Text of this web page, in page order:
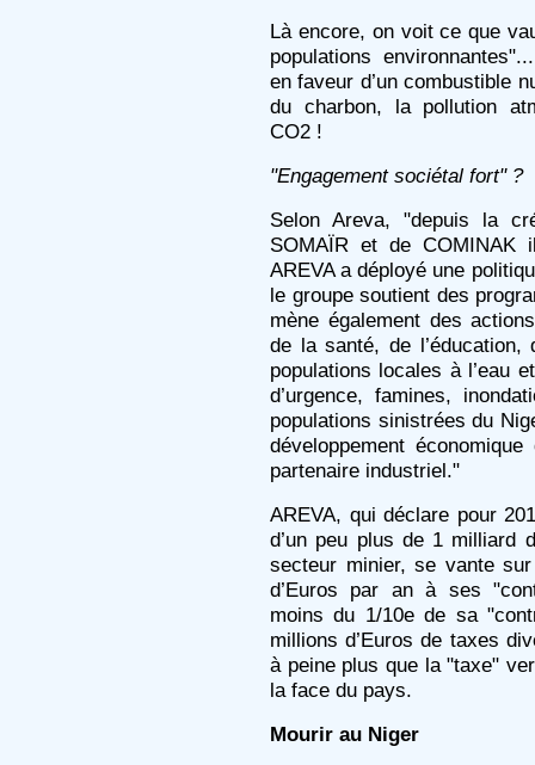
Là encore, on voit ce que
populations
en faveur d’un combustible
du charbon, la pollution
CO2 !
"Engagement sociétal fort" ?
Selon Areva, "depuis la
SOMAÏR et de COMINAK
AREVA a déployé une
le groupe soutient des
mène également des
de la santé, de
populations locales à l’eau
d’urgence, famines,
populations sinistrées du
développement
partenaire industriel."
AREVA, qui déclare pour
d’un peu plus de 1 milliard
secteur minier, se vante
d’Euros par an à ses
moins du 1/10e de sa
millions d’Euros de taxes
à peine plus que la "taxe"
la face du pays.
Mourir au Niger